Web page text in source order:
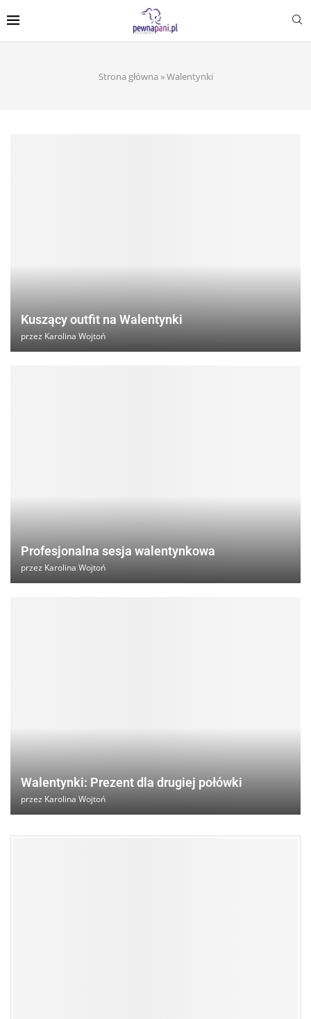
Strona główna »Walentynki
Kuszący outfit na Walentynki
przez Karolina Wojtoń
Profesjonalna sesja walentynkowa
przez Karolina Wojtoń
Walentynki: Prezent dla drugiej połówki
przez Karolina Wojtoń